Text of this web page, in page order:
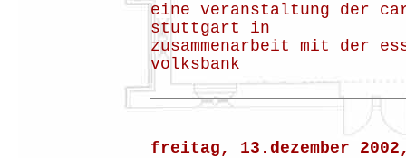
eine veranstaltung der
stuttgart in
zusammenarbeit mit der
volksbank
freitag, 13.dezember